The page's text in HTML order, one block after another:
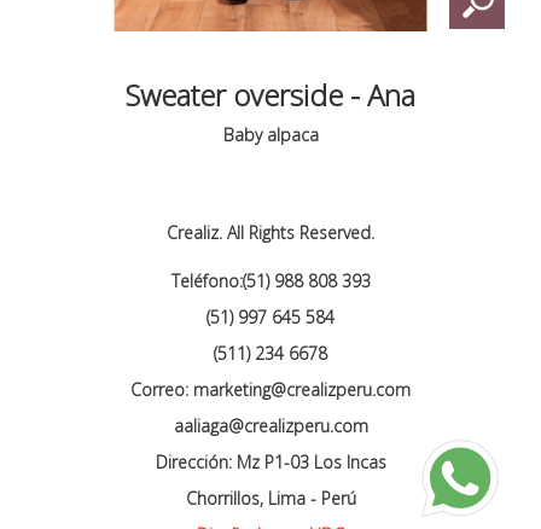
Sweater overside - Ana
Baby alpaca
Crealiz. All Rights Reserved.
Teléfono:(51) 988 808 393
(51) 997 645 584
(511) 234 6678
Correo: marketing@crealizperu.com
aaliaga@crealizperu.com
Dirección: Mz P1-03 Los Incas
Chorrillos, Lima - Perú